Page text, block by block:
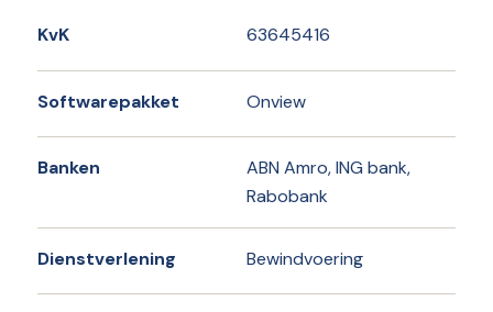
KvK 63645416
Softwarepakket Onview
Banken
ABN Amro, ING bank,
Rabobank
Dienstverlening Bewindvoering